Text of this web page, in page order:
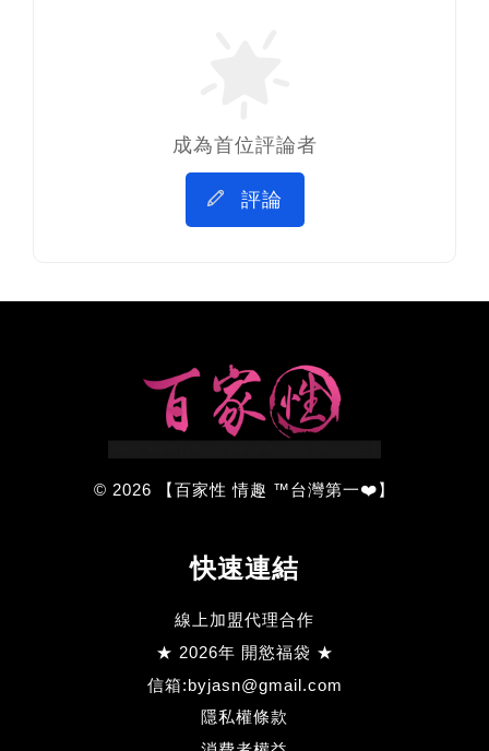
成為首位評論者
評論
© 2026 【百家性 情趣 ™台灣第一❤️】
快速連結
線上加盟代理合作
★ 2026年 開慾福袋 ★
信箱:byjasn@gmail.com
隱私權條款